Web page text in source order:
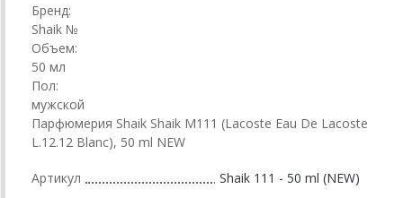
Бренд:
Shaik №
Объем:
50 мл
Пол:
мужской
Парфюмерия Shaik Shaik M111 (Lacoste Eau De Lacoste
L.12.12 Blanc), 50 ml NEW
Артикул Shaik 111 - 50 ml (NEW)